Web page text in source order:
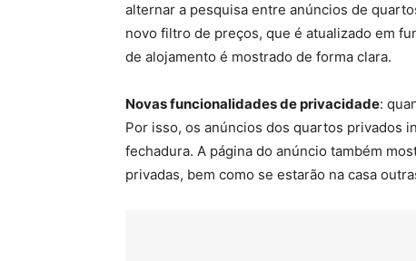
alternar a pesquisa entre anúncios de
novo filtro de preços, que é atualizado em
de alojamento é mostrado de forma clara.
Novas funcionalidadesde privacidade:
Por isso, os anúncios dos quartos privados
fechadura. A página do anúncio também
privadas, bem como se estarão na casa